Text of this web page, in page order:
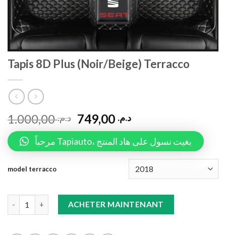
Tapis 8D Plus (Noir/Beige) Terracco
د.م.1.000,00 د.م.
مرحباً Tapiauto، بغيت نسول على هاد المنتج
model terracco
Tapis 8D Plus (Noir/Beige) Terracco quantity
ACHETER MAINTENANT